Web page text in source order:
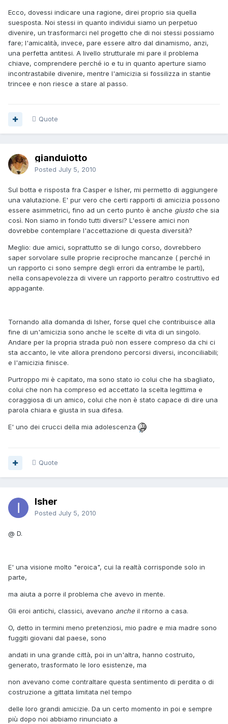
Ecco, dovessi indicare una ragione, direi proprio sia quella
suesposta. Noi stessi in quanto individui siamo un perpetuo
divenire, un trasformarci nel progetto che di noi stessi possiamo
fare; l'amicalità, invece, pare essere altro dal dinamismo, anzi,
una perfetta antitesi. A livello strutturale mi pare il problema
chiave, comprendere perché io e tu in quanto aperture siamo
incontrastabile divenire, mentre l'amicizia si fossilizza in stantie
trincee e non riesce a stare al passo.
Quote
gianduiotto
Posted July 5, 2010
Sul botta e risposta fra Casper e Isher, mi permetto di aggiungere
una valutazione. E' pur vero che certi rapporti di amicizia possono
essere asimmetrici, fino ad un certo punto è anche giustoche sia
così. Non siamo in fondo tutti diversi? L'essere amici non
dovrebbe contemplare l'accettazione di questa diversità?
Meglio: due amici, soprattutto se di lungo corso, dovrebbero
saper sorvolare sulle proprie reciproche mancanze ( perché in
un rapporto ci sono sempre degli errori da entrambe le parti),
nella consapevolezza di vivere un rapporto peraltro costruttivo ed
appagante.
Tornando alla domanda di Isher, forse quel che contribuisce alla
fine di un'amicizia sono anche le scelte di vita di un singolo.
Andare per la propria strada può non essere compreso da chi ci
sta accanto, le vite allora prendono percorsi diversi, inconciliabili;
e l'amicizia finisce.
Purtroppo mi è capitato, ma sono stato io colui che ha sbagliato,
colui che non ha compreso ed accettato la scelta legittima e
coraggiosa di un amico, colui che non è stato capace di dire una
parola chiara e giusta in sua difesa.
E' uno dei crucci della mia adolescenza
Quote
Isher
Posted July 5, 2010
@ D.
E' una visione molto "eroica", cui la realtà corrisponde solo in
parte,
ma aiuta a porre il problema che avevo in mente.
Gli eroi antichi, classici, avevano anche il ritorno a casa.
O, detto in termini meno pretenziosi, mio padre e mia madre sono
fuggiti giovani dal paese, sono
andati in una grande città, poi in un'altra, hanno costruito,
generato, trasformato le loro esistenze, ma
non avevano come contraltare questa sentimento di perdita o di
costruzione a gittata limitata nel tempo
delle loro grandi amicizie. Da un certo momento in poi e sempre
più dopo noi abbiamo rinunciato a